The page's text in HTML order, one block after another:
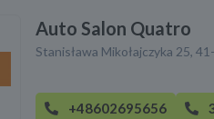
Auto Salon Quatro
Stanisława Mikołajczyka 25,
+48602695656